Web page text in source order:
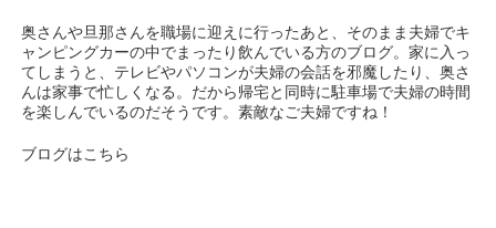
奥さんや旦那さんを職場に迎えに行ったあと、そのまま夫婦でキ
ャンピングカーの中でまったり飲んでいる方のブログ。家に入っ
てしまうと、テレビやパソコンが夫婦の会話を邪魔したり、奥さ
んは家事で忙しくなる。だから帰宅と同時に駐車場で夫婦の時間
を楽しんでいるのだそうです。素敵なご夫婦ですね！
ブログはこちら